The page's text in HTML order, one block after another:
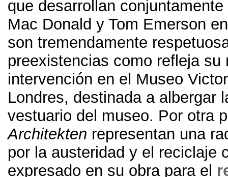
que desarrollan
Mac Donald y Tom Emerson en
son tremendamente
preexistencias como refleja su
intervención en el Museo
Londres, destinada a albergar
vestuario del museo. Por otra
Architekten representan una
por la austeridad y el reciclaje
expresado en su obra para el